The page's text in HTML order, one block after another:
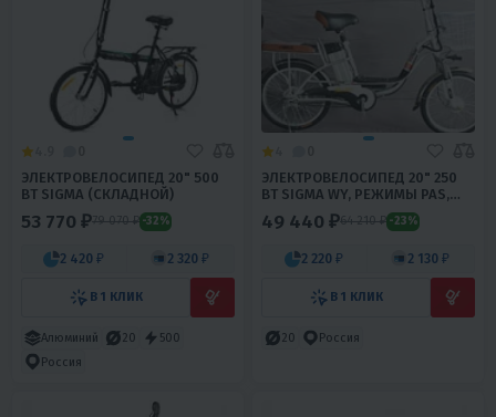
ЭЛЕКТРОВЕЛОСИПЕД 20" 500
ВТ SIGMA (СКЛАДНОЙ)
53 770 ₽79 070 ₽ -32%
2 420 ₽ 2 320 ₽
В 1 КЛИК
Алюминий 20
500
Россия
ЭЛЕКТРОВЕЛОСИПЕД 20" 250
ВТ SIGMA WY, РЕЖИМЫ PAS,
49 440 ₽64 210 ₽ -23%
2 220 ₽ 2 130 ₽
В 1 КЛИК
20 Россия